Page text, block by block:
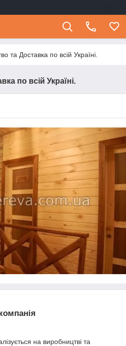
та Доставка по всій Україні.
по всій Україні.
на виробництві та